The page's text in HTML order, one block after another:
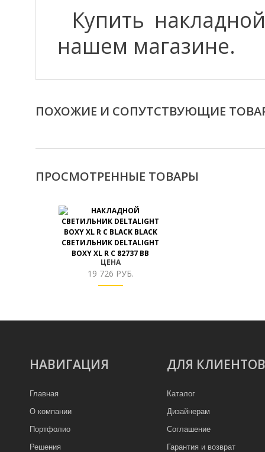
Купить
нашем магазине.
ПОХОЖИЕ И СОПУТСТВУЮЩИЕ
ПРОСМОТРЕННЫЕ ТОВАРЫ
СВЕТИЛЬНИК DELTALIGHT
BOXY XL R C 82737 BB
ЦЕНА
19 726 РУБ.
НАВИГАЦИЯ
Главная
О компании
Портфолио
Решения
ДЛЯ КЛИЕНТОВ
Каталог
Дизайнерам
Соглашение
Гарантия и возврат